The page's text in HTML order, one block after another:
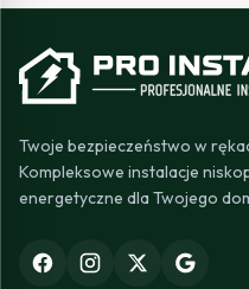
Twoje bezpieczeństwo w
Kompleksowe instalacje
energetyczne dla Twojego